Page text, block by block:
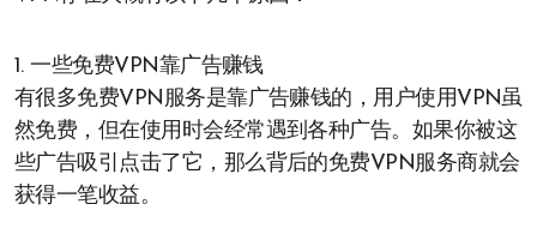
1. 一些免费VPN靠广告赚钱
有很多免费VPN服务是靠广告赚钱的，用户使用VPN虽
然免费，但在使用时会经常遇到各种广告。如果你被这
些广告吸引点击了它，那么背后的免费VPN服务商就会
获得一笔收益。